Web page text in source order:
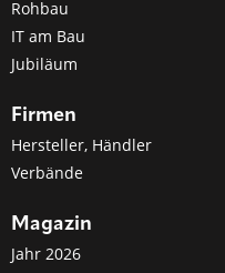
Rohbau
IT am Bau
Jubiläum
Firmen
Hersteller, Händler
Verbände
Magazin
Jahr 2026